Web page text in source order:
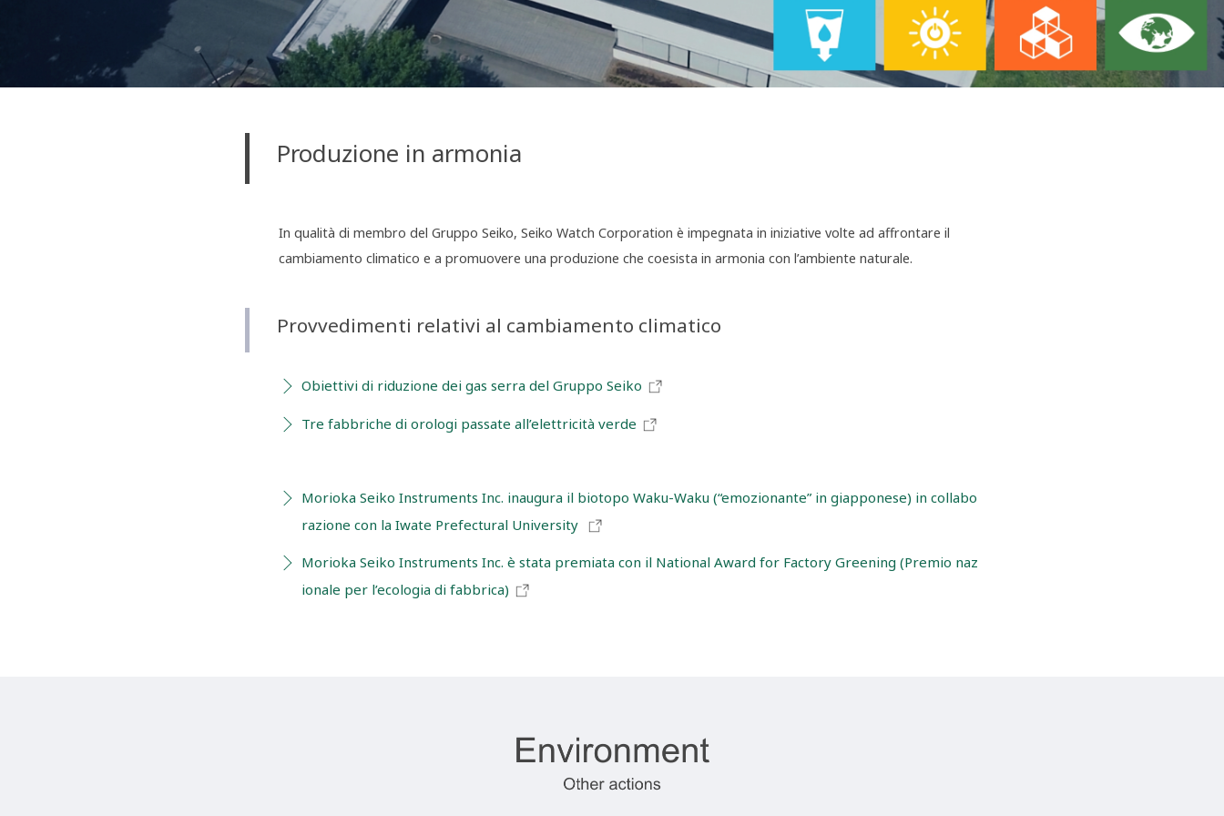
Produzione in armonia
In qualità di membro del Gruppo Seiko, Seiko Watch Corporation è impegnata in iniziative volte ad affrontare il
cambiamento climatico e a promuovere una produzione che coesista in armonia con l’ambiente naturale.
Provvedimenti relativi al cambiamento climatico
Obiettivi di riduzione dei gas serra del Gruppo Seiko
Tre fabbriche di orologi passate all’elettricità verde
Morioka Seiko Instruments Inc. inaugura il biotopo Waku-Waku (“emozionante” in giapponese) in collabo
razione con la Iwate Prefectural University
Morioka Seiko Instruments Inc. è stata premiata con il National Award for Factory Greening (Premio naz
ionale per l’ecologia di fabbrica)